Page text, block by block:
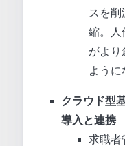
スを削
縮。人
がより
ように
クラウド型
導入と連携
求職者